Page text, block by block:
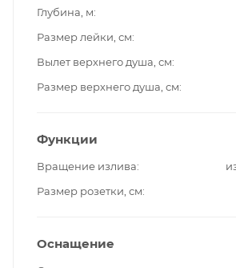
Глубина, м
Размер лейки, см
Вылет верхнего душа, см
Размер верхнего душа, см
Функции
Вращение излива
Размер розетки, см
Оснащение